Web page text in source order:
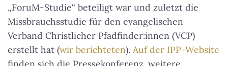
„ForuM-Studie“ beteiligt war und zuletzt die
Missbrauchsstudie für den evangelischen
Verband Christlicher Pfadfinder:innen (VCP)
erstellt hat (wir berichteten). Auf der IPP-Website